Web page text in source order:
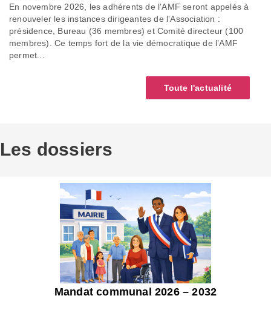
En novembre 2026, les adhérents de l'AMF seront appelés à
renouveler les instances dirigeantes de l’Association :
présidence, Bureau (36 membres) et Comité directeur (100
membres). Ce temps fort de la vie démocratique de l’AMF
permet...
Toute l'actualité
Les dossiers
Mandat communal 2026 – 2032